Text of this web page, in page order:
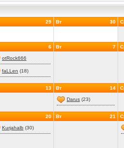
29 30
Вт
6
otRock666
faLLen (18)
7
Вт
13 14
Вт
Darus (23)
20
Kurjahalb (30)
21
Вт